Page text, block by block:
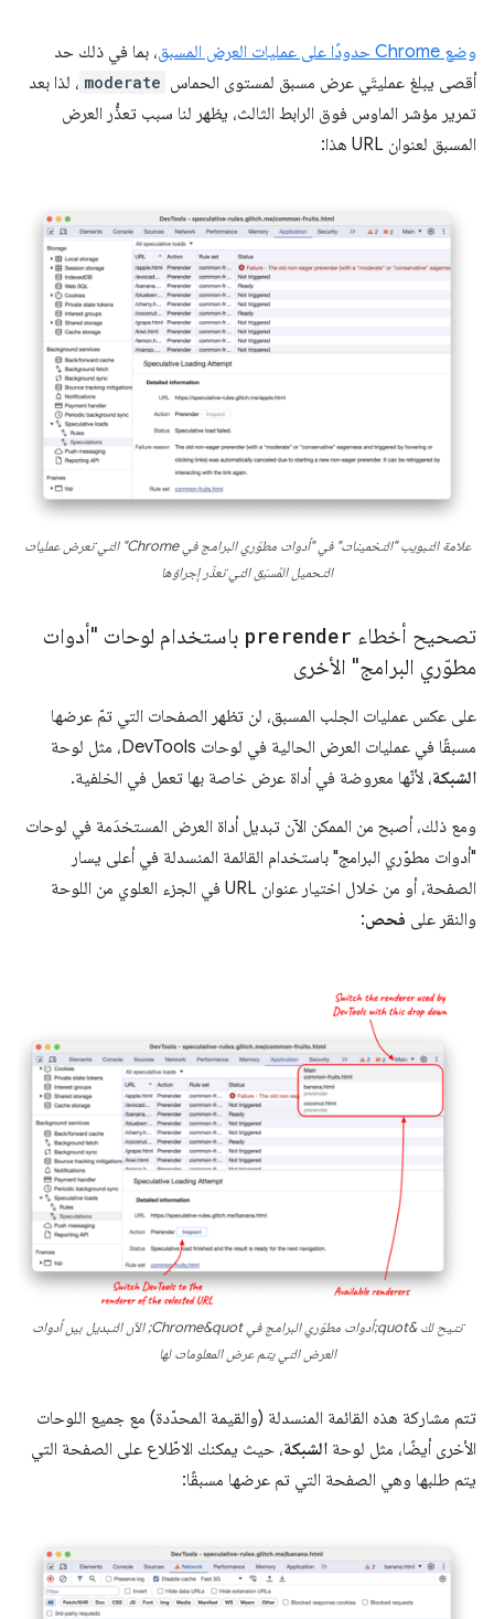
وضع Chrome حدودًا على عمليات العرض المسبق
، بما في ذلك حد
أقصى يبلغ عمليتَي عرض مسبق لمستوى الحماس moderate ، لذا بعد
تمرير مؤشر الماوس فوق الرابط الثالث، يظهر لنا سبب تعذُّر العرض
المسبق لعنوان URL هذا:
علامة التبويب "التخمينات" في "أدوات مطوّري البرامج في Chrome" التي تعرض عمليات
التحميل المُسبَق التي تعذّر إجراؤها
تصحيح أخطاء prerender باستخدام لوحات "أدوات
مطوّري البرامج" الأخرى
على عكس عمليات الجلب المسبق، لن تظهر الصفحات التي تمّ عرضها
مسبقًا في عمليات العرض الحالية في لوحات DevTools، مثل لوحة
الشبكة، لأنّها معروضة في أداة عرض خاصة بها تعمل في الخلفية.
ومع ذلك، أصبح من الممكن الآن تبديل أداة العرض المستخدَمة في لوحات
"أدوات مطوّري البرامج" باستخدام القائمة المنسدلة في أعلى يسار
الصفحة، أو من خلال اختيار عنوان URL في الجزء العلوي من اللوحة
والنقر على فحص:
تتيح لك &quot;أدوات مطوّري البرامج في Chrome&quot; الآن التبديل بين أدوات
العرض التي يتم عرض المعلومات لها
تتم مشاركة هذه القائمة المنسدلة (والقيمة المحدّدة) مع جميع اللوحات
الأخرى أيضًا، مثل لوحة الشبكة، حيث يمكنك الاطّلاع على الصفحة التي
يتم طلبها وهي الصفحة التي تم عرضها مسبقًا: